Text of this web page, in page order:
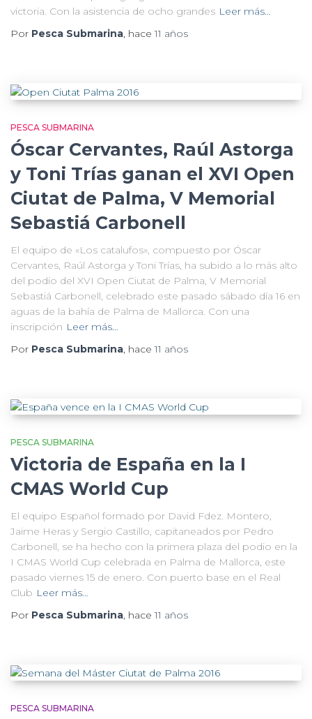
victoria. Con la asistencia de ocho grandes Leer más…
Por Pesca Submarina, hace11 años
PESCA SUBMARINA
Óscar Cervantes, Raúl Astorga
y Toni Trías ganan el XVI Open
Ciutat de Palma, V Memorial
Sebastiá Carbonell
El equipo de «Los catalufos», compuesto por Óscar
Cervantes, Raúl Astorga y Toni Trías, ha subido a lo más alto
del podio del XVI Open Ciutat de Palma, V Memorial
Sebastiá Carbonell, celebrado este pasado sábado día 16 en
aguas de la bahía de Palma de Mallorca. Con una
inscripción Leer más…
Por Pesca Submarina, hace11 años
PESCA SUBMARINA
Victoria de España en la I
CMAS World Cup
El equipo Español formado por David Fdez. Montero,
Jaime Heras y Sergio Castillo, capitaneados por Pedro
Carbonell, se ha hecho con la primera plaza del podio en la
I CMAS World Cup celebrada en Palma de Mallorca, este
pasado viernes 15 de enero. Con puerto base en el Real
Club Leer más…
Por Pesca Submarina, hace11 años
PESCA SUBMARINA